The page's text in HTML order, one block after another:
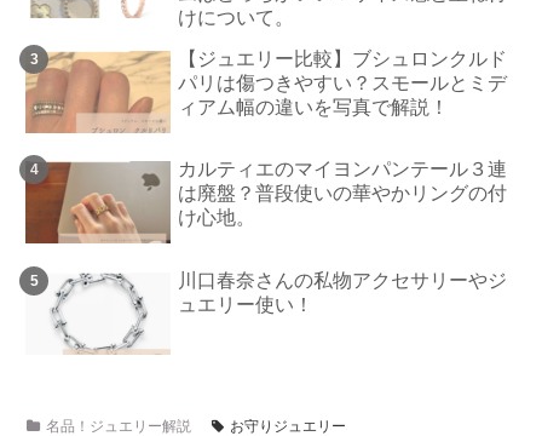
けについて。
【ジュエリー比較】ブシュロンクルド
パリは傷つきやすい？スモールとミデ
ィアム幅の違いを写真で解説！
カルティエのマイヨンパンテール３連
は廃盤？普段使いの華やかリングの付
け心地。
川口春奈さんの私物アクセサリーやジ
ュエリー使い！
名品！ジュエリー解説
お守りジュエリー